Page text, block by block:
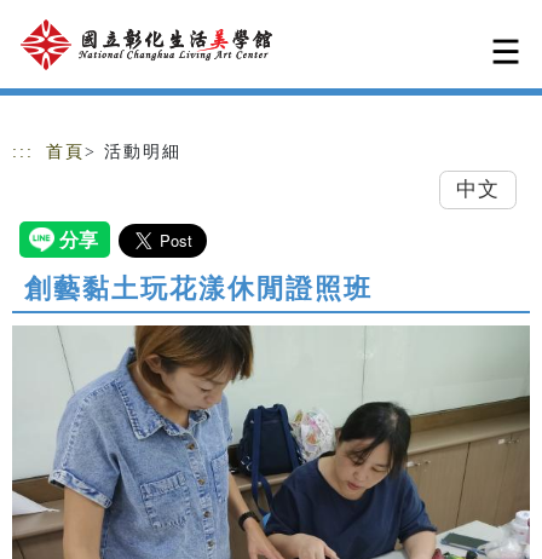
跳到主要內容
網站導覽
::: 首頁 > 活動明細
中文
創藝黏土玩花漾休閒證照班